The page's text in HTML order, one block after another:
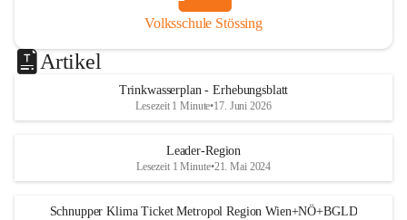
Volksschule Stössing
Artikel
Trinkwasserplan - Erhebungsblatt
Lesezeit 1 Minute•17. Juni 2026
Leader-Region
Lesezeit 1 Minute•21. Mai 2024
Schnupper Klima Ticket Metropol Region Wien+NÖ+BGLD